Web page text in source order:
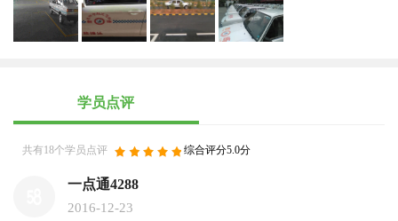
学员点评
共有18个学员点评 综合评分5.0分
一点通4288
2016-12-23